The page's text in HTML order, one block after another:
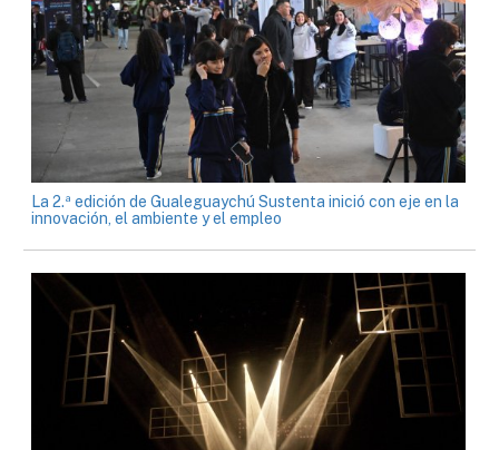
La 2.ª edición de Gualeguaychú Sustenta inició con eje en la
innovación, el ambiente y el empleo